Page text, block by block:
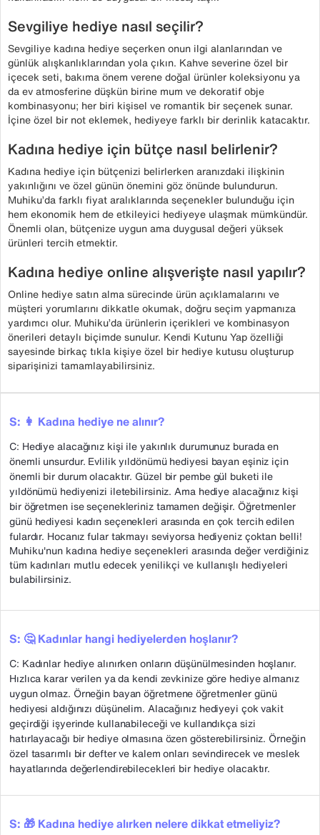
Sevgiliye hediye nasıl seçilir?
Sevgiliye kadına hediye seçerken onun ilgi alanlarından ve
günlük alışkanlıklarından yola çıkın. Kahve severine özel bir
içecek seti, bakıma önem verene doğal ürünler koleksiyonu ya
da ev atmosferine düşkün birine mum ve dekoratif obje
kombinasyonu; her biri kişisel ve romantik bir seçenek sunar.
İçine özel bir not eklemek, hediyeye farklı bir derinlik katacaktır.
Kadına hediye için bütçe nasıl belirlenir?
Kadına hediye için bütçenizi belirlerken aranızdaki ilişkinin
yakınlığını ve özel günün önemini göz önünde bulundurun.
Muhiku’da farklı fiyat aralıklarında seçenekler bulunduğu için
hem ekonomik hem de etkileyici hediyeye ulaşmak mümkündür.
Önemli olan, bütçenize uygun ama duygusal değeri yüksek
ürünleri tercih etmektir.
Kadına hediye online alışverişte nasıl yapılır?
Online hediye satın alma sürecinde ürün açıklamalarını ve
müşteri yorumlarını dikkatle okumak, doğru seçim yapmanıza
yardımcı olur. Muhiku’da ürünlerin içerikleri ve kombinasyon
önerileri detaylı biçimde sunulur. Kendi Kutunu Yap özelliği
sayesinde birkaç tıkla kişiye özel bir hediye kutusu oluşturup
siparişinizi tamamlayabilirsiniz.
S: 👩 Kadına hediye ne alınır?
C: Hediye alacağınız kişi ile yakınlık durumunuz burada en
önemli unsurdur. Evlilik yıldönümü hediyesi bayan eşiniz için
önemli bir durum olacaktır. Güzel bir pembe gül buketi ile
yıldönümü hediyenizi iletebilirsiniz. Ama hediye alacağınız kişi
bir öğretmen ise seçenekleriniz tamamen değişir. Öğretmenler
günü hediyesi kadın seçenekleri arasında en çok tercih edilen
fulardır. Hocanız fular takmayı seviyorsa hediyeniz çoktan belli!
Muhiku'nun kadına hediye seçenekleri arasında değer verdiğiniz
tüm kadınları mutlu edecek yenilikçi ve kullanışlı hediyeleri
bulabilirsiniz.
S: 🤔 Kadınlar hangi hediyelerden hoşlanır?
C: Kadınlar hediye alınırken onların düşünülmesinden hoşlanır.
Hızlıca karar verilen ya da kendi zevkinize göre hediye almanız
uygun olmaz. Örneğin bayan öğretmene öğretmenler günü
hediyesi aldığınızı düşünelim. Alacağınız hediyeyi çok vakit
geçirdiği işyerinde kullanabileceği ve kullandıkça sizi
hatırlayacağı bir hediye olmasına özen gösterebilirsiniz. Örneğin
özel tasarımlı bir defter ve kalem onları sevindirecek ve meslek
hayatlarında değerlendirebilecekleri bir hediye olacaktır.
S: 🎁 Kadına hediye alırken nelere dikkat etmeliyiz?